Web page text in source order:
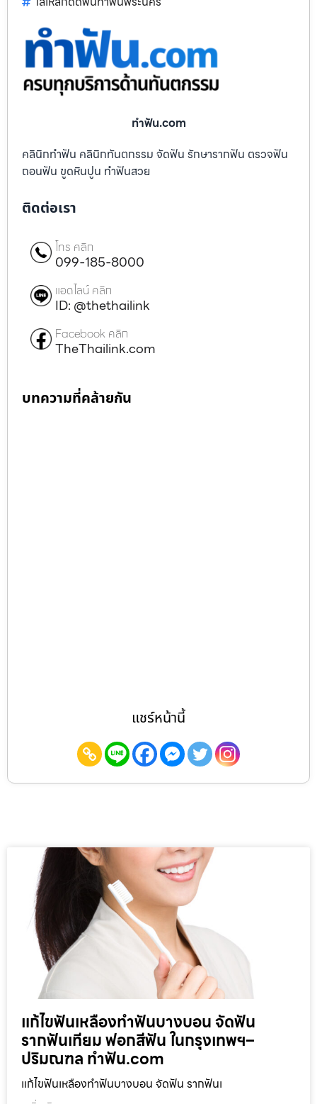
ทําฟัน.com
คลินิกทำฟัน คลินิกทันตกรรม จัดฟัน รักษารากฟัน ตรวจฟัน
ถอนฟัน ขูดหินปูน ทำฟันสวย
ติดต่อเรา
โทร คลิก
099-185-8000
แอดไลน์ คลิก
ID: @thethailink
Facebook คลิก
TheThailink.com
บทความที่คล้ายกัน
แชร์หน้านี้
แก้ไขฟันเหลืองทำฟันบางบอน จัดฟัน
รากฟันเทียม ฟอกสีฟัน ในกรุงเทพฯ–
ปริมณฑล ทำฟัน.com
แก้ไขฟันเหลืองทำฟันบางบอน จัดฟัน รากฟันเ